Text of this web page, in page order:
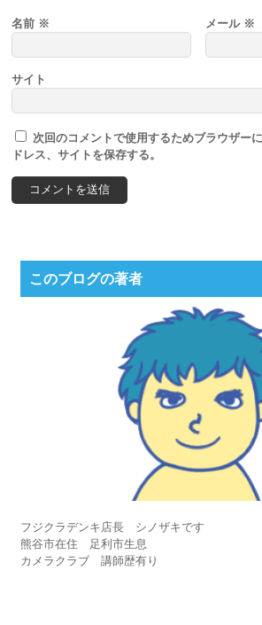
名前 ※ メール ※
サイト
次回のコメントで使用するためブラウザー
ドレス、サイトを保存する。
このブログの著者
フジクラデンキ店長 シノザキです
熊谷市在住 足利市生息
カメラクラブ 講師歴有り